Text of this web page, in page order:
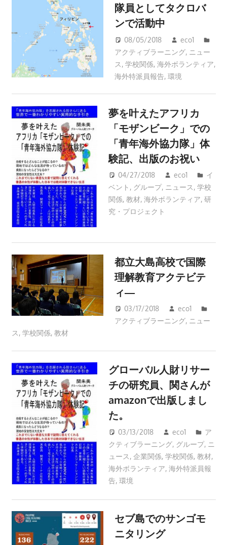
隊員としてタクロバ
ンで活動中
08/05/2018
eco1
アクティブラーニング, ニュー
ス,学校関係,海外ボランティア,
海外特派員報告,環境
夢を叶えたアフリカ
「モザンビーク」での
「青年海外協力隊」体
験記、出版のお祝い
04/27/2018 eco1
イ
ベント , グループ, ニュース, 学校
関係, 教材, 海外ボランティア, 研
究・プロジェクト
都立大島高校で国際
理解教育アクテビテ
ィ―
03/17/2018
eco1
アクティブラーニング, ニュー
ス, 学校関係, 教材
グローバル人財リサー
チの研究員、関さんが
amazonで出版しまし
た。
03/13/2018 eco1
ア
クティブラーニング, グループ, ニ
ュース, 企業関係, 学校関係, 教材,
海外ボランティア, 海外特派員報
告, 環境
セブ島でのサンゴモ
ニタリング